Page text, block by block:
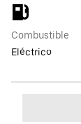
Combustible
Eléctrico